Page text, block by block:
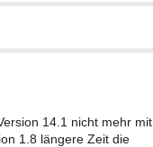
14.1 nicht mehr mit
1.8 längere Zeit die